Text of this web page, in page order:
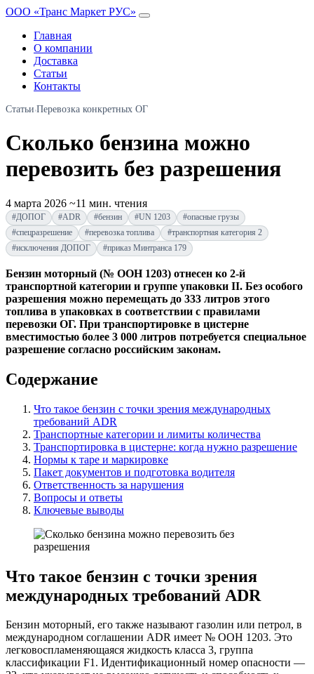
ООО «Транс Маркет РУС»
Главная
О компании
Доставка
Статьи
Контакты
Статьи›Перевозка конкретных ОГ
Сколько бензина можно
перевозить без разрешения
4 марта 2026 ~11 мин. чтения
#ДОПОГ #ADR #бензин #UN 1203
#опасные грузы
#спецразрешение
#перевозка топлива
#транспортная категория 2
#исключения ДОПОГ
#приказ Минтранса 179
Бензин моторный (№ ООН 1203) отнесен ко 2-й
транспортной категории и группе упаковки II. Без особого
разрешения можно перемещать до 333 литров этого
топлива в упаковках в соответствии с правилами
перевозки ОГ. При транспортировке в цистерне
вместимостью более 3 000 литров потребуется специальное
разрешение согласно российским законам.
Содержание
Что такое бензин с точки зрения международных
требований ADR
Транспортные категории и лимиты количества
Транспортировка в цистерне: когда нужно разрешение
Нормы к таре и маркировке
Пакет документов и подготовка водителя
Ответственность за нарушения
Вопросы и ответы
Ключевые выводы
Что такое бензин с точки зрения
международных требований ADR
Бензин моторный, его также называют газолин или петрол, в
международном соглашении ADR имеет № ООН 1203. Это
легковоспламеняющаяся жидкость класса 3, группа
классификации F1. Идентификационный номер опасности —